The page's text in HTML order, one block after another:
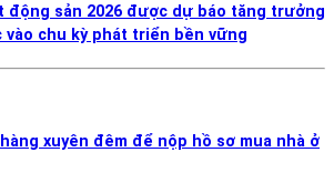
động sản 2026 được dự báo tăng trưởng
vào chu kỳ phát triển bền vững
xuyên đêm để nộp hồ sơ mua nhà ở